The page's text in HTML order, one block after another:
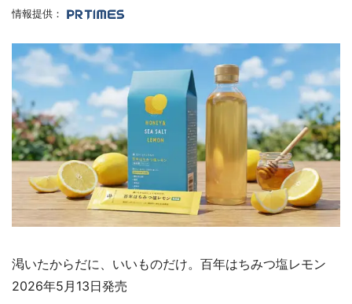
情報提供：
渇いたからだに、いいものだけ。百年はちみつ塩レモン
2026年5月13日発売